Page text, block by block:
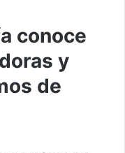
conoce
y
de